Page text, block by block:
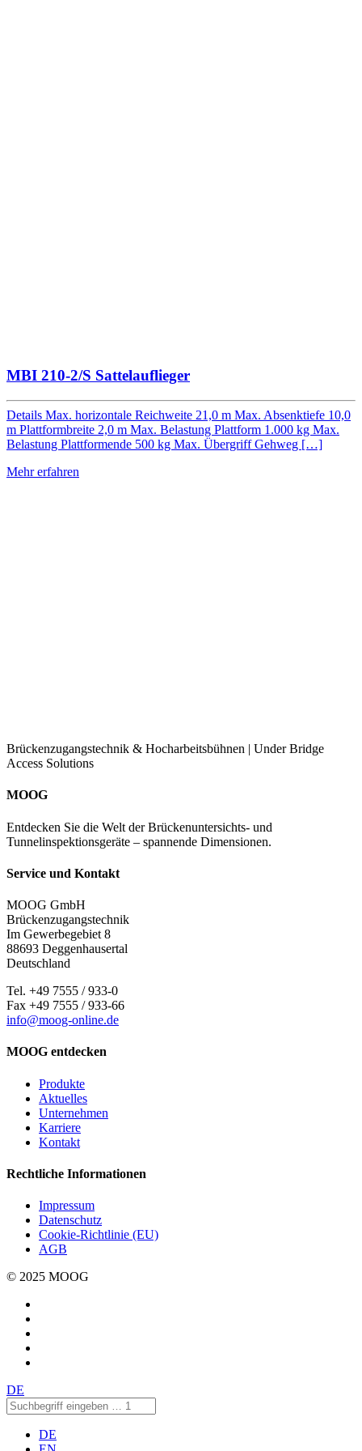
MBI 210-2/S Sattelauflieger
Details Max. horizontale Reichweite 21,0 m Max. Absenktiefe 10,0
m Plattformbreite 2,0 m Max. Belastung Plattform 1.000 kg Max.
Belastung Plattformende 500 kg Max. Übergriff Gehweg […]
Mehr erfahren
Brückenzugangstechnik & Hocharbeitsbühnen | Under Bridge
Access Solutions
MOOG
Entdecken Sie die Welt der Brückenuntersichts- und
Tunnelinspektionsgeräte – spannende Dimensionen.
Service und Kontakt
MOOG GmbH
Brückenzugangstechnik
Im Gewerbegebiet 8
88693 Deggenhausertal
Deutschland
Tel. +49 7555 / 933-0
Fax +49 7555 / 933-66
info@moog-online.de
MOOG entdecken
Produkte
Aktuelles
Unternehmen
Karriere
Kontakt
Rechtliche Informationen
Impressum
Datenschutz
Cookie-Richtlinie (EU)
AGB
© 2025 MOOG
DE
DE